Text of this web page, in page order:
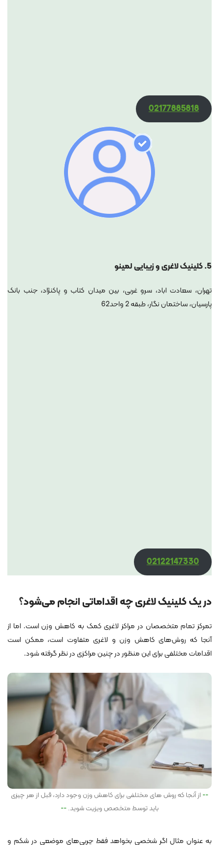
02177885818
5. کلینیک لاغری و زیبایی لمینو
تهران، سعادت اباد، سرو غربی، بین میدان کتاب و پاکنژاد، جنب بانک
پارسیان، ساختمان نگار، طبقه 2 واحد62
02122147330
در یک کلینیک لاغری چه اقداماتی انجام می‌شود؟
تمرکز تمام متخصصان در مراکز لاغری کمک به کاهش وزن است. اما از
آنجا که روش‌های کاهش وزن و لاغری متفاوت است، ممکن است
اقدامات مختلفی برای این منظور در چنین مراکزی در نظر گرفته شود.
از آنجا که روش های مختلفی برای کاهش وزن وجود دارد، قبل از هر چیزی
باید توسط متخصص ویزیت شوید.
به عنوان مثال اگر شخصی بخواهد فقط چربی‌های موضعی در شکم و